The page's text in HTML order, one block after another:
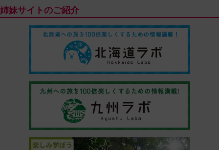
姉妹サイトのご紹介